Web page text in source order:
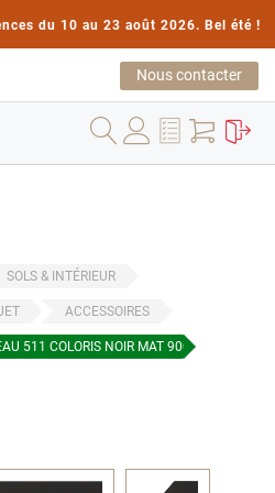
du 10 au 23 août 2026. Bel été !
Nous contacter
SOLS & INTÉRIEUR
ACCESSOIRES
511 COLORIS NOIR MAT 900MM 900MM